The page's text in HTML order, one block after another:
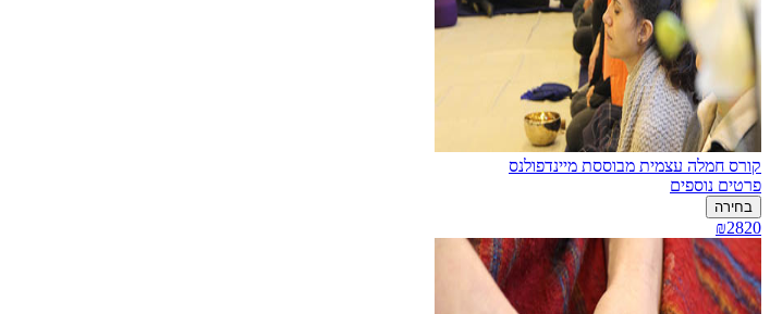
קורס חמלה עצמית מבוססת מיינדפולנס
פרטים נוספים
בחירה
₪2820